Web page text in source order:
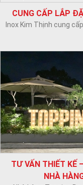
BẢO TRÌ – BỔ
Hiện nay, một số nhà